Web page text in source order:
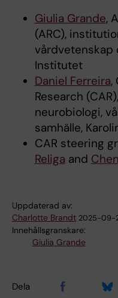
Giulia Grande,
(ARC),
vårdvetenskap
Institutet
Daniel Ferreira,
Research
neurobiologi,
samhälle,
CAR steering
Religa and
Uppdaterad av:
Charlotte Brandt 2025-09-
Innehållsgranskare:
Giulia Grande
Dela